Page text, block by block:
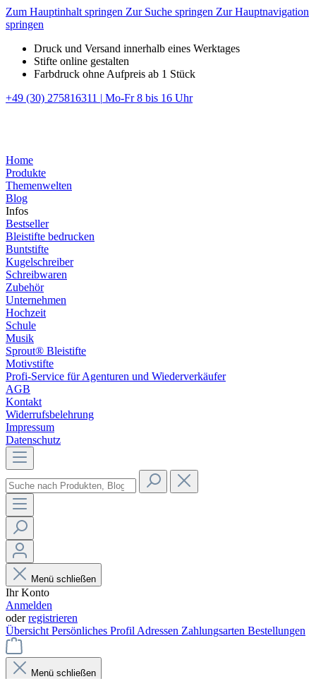
Zum Hauptinhalt springen Zur Suche springen Zur Hauptnavigation
springen
Druck und Versand innerhalb eines Werktages
Stifte online gestalten
Farbdruck ohne Aufpreis ab 1 Stück
+49 (30) 275816311 | Mo-Fr 8 bis 16 Uhr
Home
Produkte
Themenwelten
Blog
Infos
Bestseller
Bleistifte bedrucken
Buntstifte
Kugelschreiber
Schreibwaren
Zubehör
Unternehmen
Hochzeit
Schule
Musik
Sprout® Bleistifte
Motivstifte
Profi-Service für Agenturen und Wiederverkäufer
AGB
Kontakt
Widerrufsbelehrung
Impressum
Datenschutz
Menü schließen
Ihr Konto
Anmelden
oderregistrieren
Übersicht Persönliches Profil Adressen Zahlungsarten Bestellungen
Menü schließen